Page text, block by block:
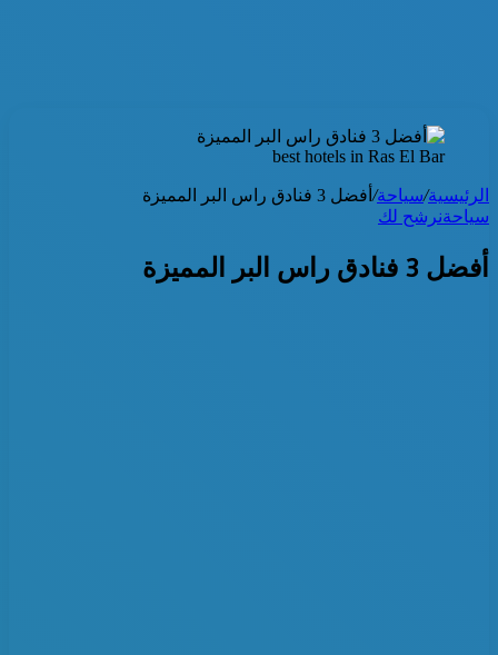
best hotels in Ras El Bar
الرئيسية/سياحة/ أفضل 3 فنادق راس البر المميزة
سياحةنرشح لك
أفضل 3 فنادق راس البر المميزة